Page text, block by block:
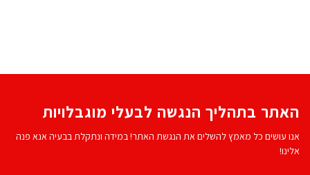
האתר בתהליך הנגשה לבעלי מוגבלויות
אנו עושים כל מאמץ להשלים את הנגשת האתר! במידה ונתקלת בבעיה אנא פנה
אלינו!